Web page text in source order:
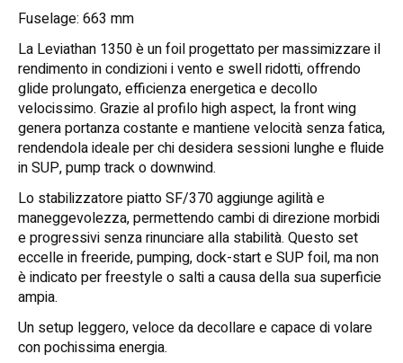
Fuselage: 663 mm
La Leviathan 1350 è un foil progettato per massimizzare il
rendimento in condizioni i vento e swell ridotti, offrendo
glide prolungato, efficienza energetica e decollo
velocissimo. Grazie al profilo high aspect, la front wing
genera portanza costante e mantiene velocità senza fatica,
rendendola ideale per chi desidera sessioni lunghe e fluide
in SUP, pump track o downwind.
Lo stabilizzatore piatto SF/370 aggiunge agilità e
maneggevolezza, permettendo cambi di direzione morbidi
e progressivi senza rinunciare alla stabilità. Questo set
eccelle in freeride, pumping, dock-start e SUP foil, ma non
è indicato per freestyle o salti a causa della sua superficie
ampia.
Un setup leggero, veloce da decollare e capace di volare
con pochissima energia.